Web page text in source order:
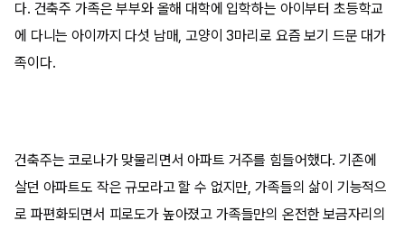
다. 건축주 가족은 부부와 올해 대학에 입학하는 아이부터 초등학교
에 다니는 아이까지 다섯 남매, 고양이 3마리로 요즘 보기 드문 대가
족이다.
건축주는 코로나가 맞물리면서 아파트 거주를 힘들어했다. 기존에
살던 아파트도 작은 규모라고 할 수 없지만, 가족들의 삶이 기능적으
로 파편화되면서 피로도가 높아졌고 가족들만의 온전한 보금자리의